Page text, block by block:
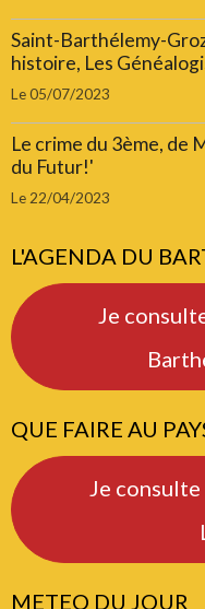
Saint-Barthélemy-
histoire, Les
Le 05/07/2023
Le crime du 3ème, de
du Futur!'
Le 22/04/2023
L'AGENDA DU
Je
QUE FAIRE AU
Je consulte
METEO DU JOUR